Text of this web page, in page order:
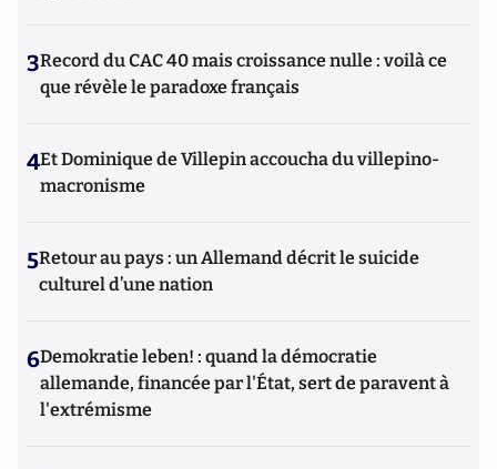
3Record du CAC 40 mais croissance nulle : voilà ce
que révèle le paradoxe français
4Et Dominique de Villepin accoucha du villepino-
macronisme
5Retour au pays : un Allemand décrit le suicide
culturel d’une nation
6Demokratie leben! : quand la démocratie
allemande, financée par l'État, sert de paravent à
l'extrémisme